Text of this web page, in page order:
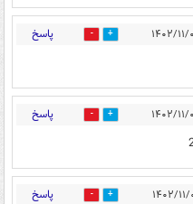
1 پاسخ
1 پاسخ
2 پاسخ